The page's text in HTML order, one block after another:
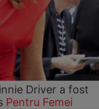
Driver a fost
Pentru Femei